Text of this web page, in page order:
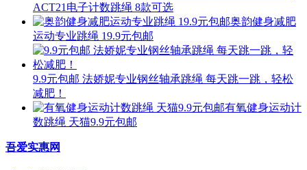
ACT21电子计数跳绳 8款可选
奥韵健身减肥
运动专业跳绳 19.9元包邮
9.9元包邮 法娇妮专业钢丝轴承跳绳 每天跳一跳，轻松
减肥！
有氧健身运动计
数跳绳 天猫9.9元包邮
吾爱实惠网